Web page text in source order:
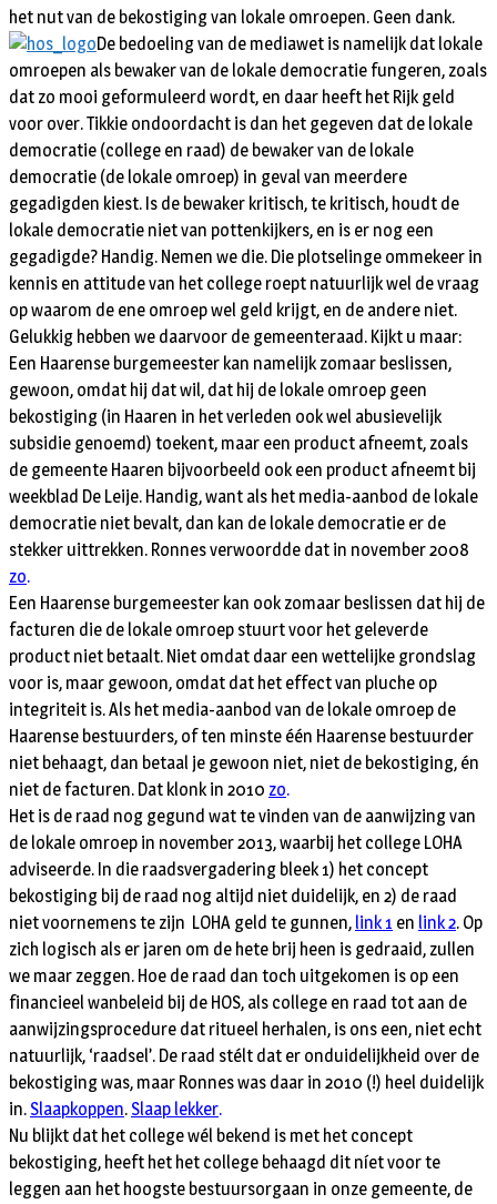
het nut van de bekostiging van lokale omroepen. Geen dank.
De bedoeling van de mediawet is namelijk dat lokale
omroepen als bewaker van de lokale democratie fungeren, zoals
dat zo mooi geformuleerd wordt, en daar heeft het Rijk geld
voor over. Tikkie ondoordacht is dan het gegeven dat de lokale
democratie (college en raad) de bewaker van de lokale
democratie (de lokale omroep) in geval van meerdere
gegadigden kiest. Is de bewaker kritisch, te kritisch, houdt de
lokale democratie niet van pottenkijkers, en is er nog een
gegadigde? Handig. Nemen we die. Die plotselinge ommekeer in
kennis en attitude van het college roept natuurlijk wel de vraag
op waarom de ene omroep wel geld krijgt, en de andere niet.
Gelukkig hebben we daarvoor de gemeenteraad. Kijkt u maar:
Een Haarense burgemeester kan namelijk zomaar beslissen,
gewoon, omdat hij dat wil, dat hij de lokale omroep geen
bekostiging (in Haaren in het verleden ook wel abusievelijk
subsidie genoemd) toekent, maar een product afneemt, zoals
de gemeente Haaren bijvoorbeeld ook een product afneemt bij
weekblad De Leije. Handig, want als het media-aanbod de lokale
democratie niet bevalt, dan kan de lokale democratie er de
stekker uittrekken. Ronnes verwoordde dat in november 2008
zo.
Een Haarense burgemeester kan ook zomaar beslissen dat hij de
facturen die de lokale omroep stuurt voor het geleverde
product niet betaalt. Niet omdat daar een wettelijke grondslag
voor is, maar gewoon, omdat dat het effect van pluche op
integriteit is. Als het media-aanbod van de lokale omroep de
Haarense bestuurders, of ten minste één Haarense bestuurder
niet behaagt, dan betaal je gewoon niet, niet de bekostiging, én
niet de facturen. Dat klonk in 2010 zo.
Het is de raad nog gegund wat te vinden van de aanwijzing van
de lokale omroep in november 2013, waarbij het college LOHA
adviseerde. In die raadsvergadering bleek 1) het concept
bekostiging bij de raad nog altijd niet duidelijk, en 2) de raad
niet voornemens te zijn LOHA geld te gunnen, link 1 en link 2. Op
zich logisch als er jaren om de hete brij heen is gedraaid, zullen
we maar zeggen. Hoe de raad dan toch uitgekomen is op een
financieel wanbeleid bij de HOS, als college en raad tot aan de
aanwijzingsprocedure dat ritueel herhalen, is ons een, niet echt
natuurlijk, ‘raadsel’. De raad stélt dat er onduidelijkheid over de
bekostiging was, maar Ronnes was daar in 2010 (!) heel duidelijk
in. Slaapkoppen. Slaap lekker.
Nu blijkt dat het college wél bekend is met het concept
bekostiging, heeft het het college behaagd dit níet voor te
leggen aan het hoogste bestuursorgaan in onze gemeente, de